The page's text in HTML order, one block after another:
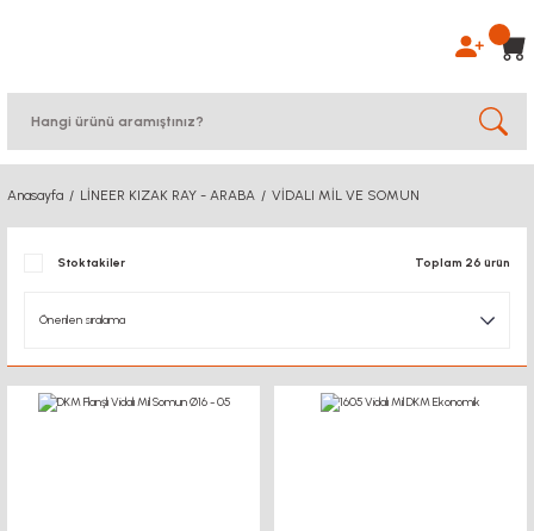
Anasayfa LİNEER KIZAK RAY - ARABA VİDALI MİL VE SOMUN
Stoktakiler Toplam 26 ürün